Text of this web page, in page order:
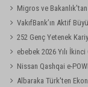
Migros ve
VakıfBank’ın Aktif
252 Genç Yetenek
ebebek 2026 Yılı İkinci
Nissan Qashqai e-
Albaraka Türk'ten